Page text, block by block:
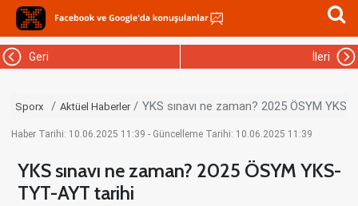
Geri İleri
Sporx Aktüel Haberler YKS sınavı ne zaman? 2025 ÖSYM
Haber Tarihi: 10.06.2025 11:39 - Güncelleme Tarihi: 10.06.2025 11:39
YKS sınavı ne zaman? 2025 ÖSYM YKS-
TYT-AYT tarihi